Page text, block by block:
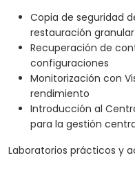
Copia de seguridad
restauración granular
Recuperación de
configuraciones
Monitorización con
rendimiento
Introducción al
para la gestión
Laboratorios prácticos y